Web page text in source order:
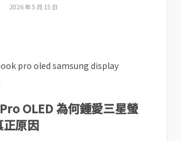
2026 年 5 月 15 日
OLED 為何鍾愛三星螢
原因